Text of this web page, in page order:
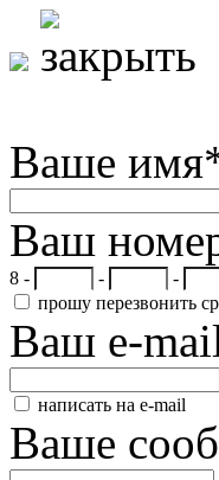
Ваше имя
Ваш
8 - - -
прошу перезвонить
Ваш e-
написать на e-mail
Ваше